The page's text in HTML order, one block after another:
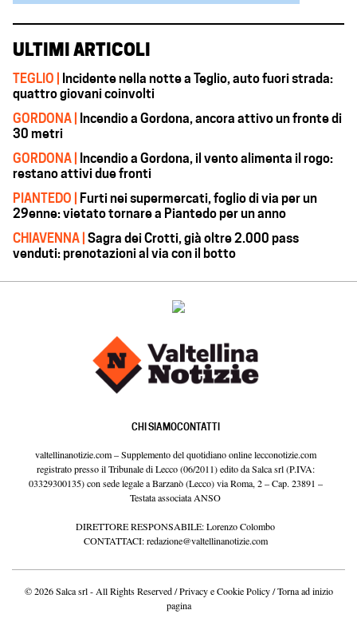
ULTIMI ARTICOLI
TEGLIO |
Incidente nella notte a Teglio, auto fuori strada:
quattro giovani coinvolti
GORDONA |
Incendio a Gordona, ancora attivo un fronte di
30 metri
GORDONA |
Incendio a Gordona, il vento alimenta il rogo:
restano attivi due fronti
PIANTEDO |
Furti nei supermercati, foglio di via per un
29enne: vietato tornare a Piantedo per un anno
CHIAVENNA | Sagra dei Crotti, già oltre 2.000 pass
venduti: prenotazioni al via con il botto
CHI SIAMOCONTATTI
valtellinanotizie.com – Supplemento del quotidiano online lecconotizie.com
registrato presso il Tribunale di Lecco (06/2011) edito da Salca srl (P.IVA:
03329300135) con sede legale a Barzanò (Lecco) via Roma, 2 – Cap. 23891 –
Testata associata ANSO
DIRETTORE RESPONSABILE: Lorenzo Colombo
CONTATTACI:redazione@valtellinanotizie.com
© 2026 Salca srl - All Rights Reserved /Privacy e Cookie Policy/Torna ad inizio
pagina